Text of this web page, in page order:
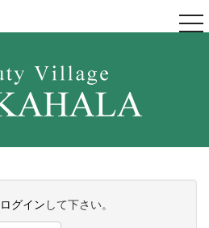
ログイン して下さい。